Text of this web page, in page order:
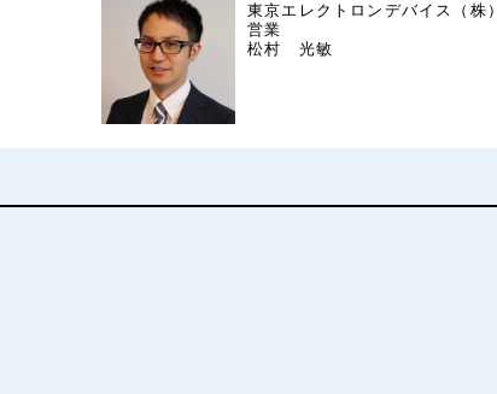
東京エレクトロンデバイス（株）
営業
松村 光敏